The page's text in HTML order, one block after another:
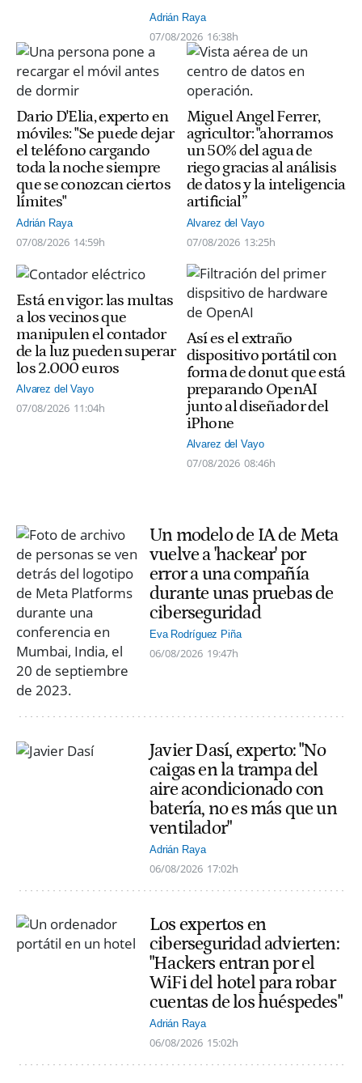
Adrián Raya
07/08/2026 16:38h
Dario D'Elia, experto en
móviles: "Se puede dejar
el teléfono cargando
toda la noche siempre
que se conozcan ciertos
límites"
Adrián Raya
07/08/2026 14:59h
Miguel Angel Ferrer,
agricultor: "ahorramos
un 50% del agua de
riego gracias al análisis
de datos y la inteligencia
artificial”
Alvarez del Vayo
07/08/2026 13:25h
Está en vigor: las multas
a los vecinos que
manipulen el contador
de la luz pueden superar
los 2.000 euros
Alvarez del Vayo
07/08/2026 11:04h
Así es el extraño
dispositivo portátil con
forma de donut que está
preparando OpenAI
junto al diseñador del
iPhone
Alvarez del Vayo
07/08/2026 08:46h
Un modelo de IA de Meta
vuelve a 'hackear' por
error a una compañía
durante unas pruebas de
ciberseguridad
Eva Rodríguez Piña
06/08/2026 19:47h
Javier Dasí, experto: "No
caigas en la trampa del
aire acondicionado con
batería, no es más que un
ventilador"
Adrián Raya
06/08/2026 17:02h
Los expertos en
ciberseguridad advierten:
"Hackers entran por el
WiFi del hotel para robar
cuentas de los huéspedes"
Adrián Raya
06/08/2026 15:02h